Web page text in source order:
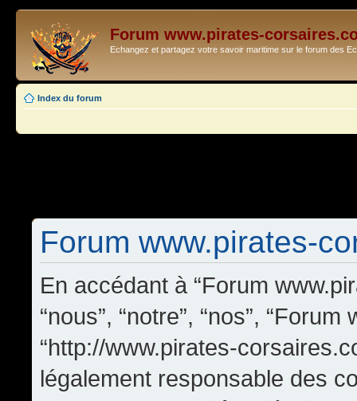
Forum www.pirates-
Echangez et partagez votre savoir maritime sur le forum des
Index du forum
Forum www.pirates-
En accédant à “Forum
“nous”, “notre”, “nos”,
“http://www.pirates-
légalement responsable des